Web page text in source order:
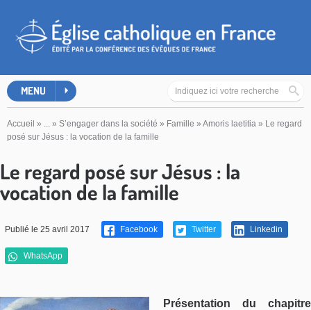
MENU
Accueil » ... » S’engager dans la société » Famille » Amoris laetitia » Le regard
posé sur Jésus : la vocation de la famille
Le regard posé sur Jésus : la
vocation de la famille
Publié le 25 avril 2017 Facebook Twitter Linkedin
WhatsApp
Présentation du chapitre